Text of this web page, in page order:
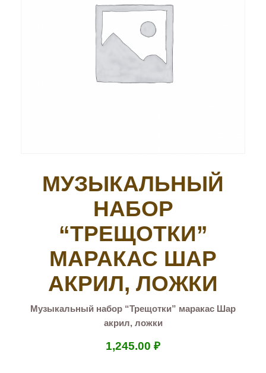
МУЗЫКАЛЬНЫЙ
НАБОР
“ТРЕЩОТКИ”
МАРАКАС ШАР
АКРИЛ, ЛОЖКИ
Музыкальный набор “Трещотки” маракас Шар
акрил, ложки
1,245.00 ₽